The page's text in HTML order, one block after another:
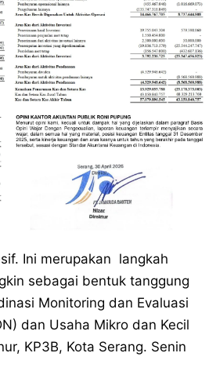
Ini merupakan langkah
sebagai bentuk tanggung
Monitoring dan Evaluasi
dan Usaha Mikro dan Kecil
KP3B, Kota Serang. Senin